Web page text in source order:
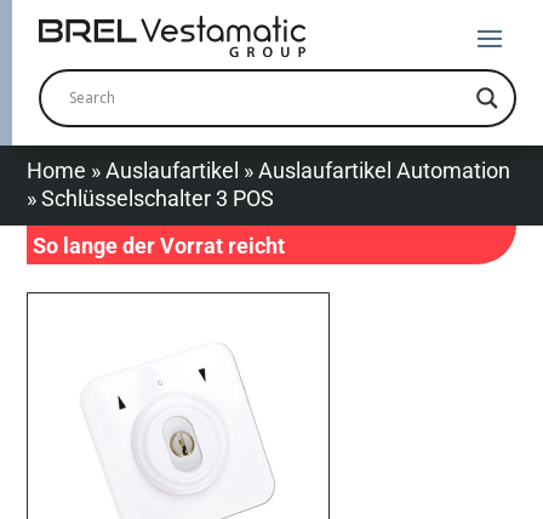
Home »Auslaufartikel »Auslaufartikel Automation
»Schlüsselschalter 3 POS
So lange der Vorrat reicht